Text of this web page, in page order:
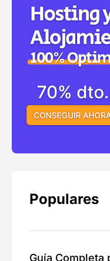
Populares
Guía Completa